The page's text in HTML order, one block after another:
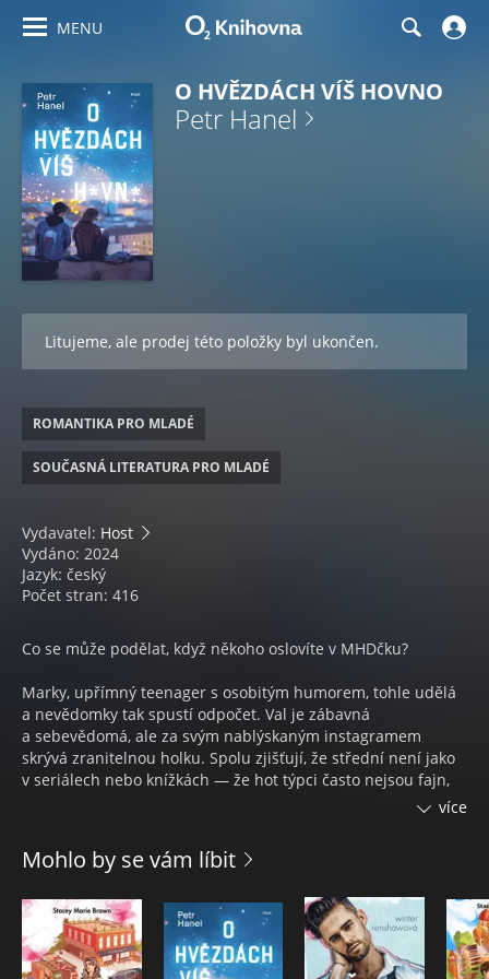
MENU
O HVĚZDÁCH VÍŠ HOVNO
Petr Hanel
Litujeme, ale prodej této položky byl ukončen.
ROMANTIKA PRO MLADÉ
SOUČASNÁ LITERATURA PRO MLADÉ
Vydavatel: Host
Vydáno: 2024
Jazyk: český
Počet stran: 416
Co se může podělat, když někoho oslovíte v MHDčku?
Marky, upřímný teenager s osobitým humorem, tohle udělá
a nevědomky tak spustí odpočet. Val je zábavná
a sebevědomá, ale za svým nablýskaným instagramem
skrývá zranitelnou holku. Spolu zjišťují, že střední není jako
v seriálech nebo knížkách — že hot týpci často nejsou fajn,
Život konečně dává smysl.
… až do chvíle, kdy najednou přestane. Pokud k sobě
dokážou najít cestu, můžou odpočet včas zastavit.
více
Mohlo by se vám líbit